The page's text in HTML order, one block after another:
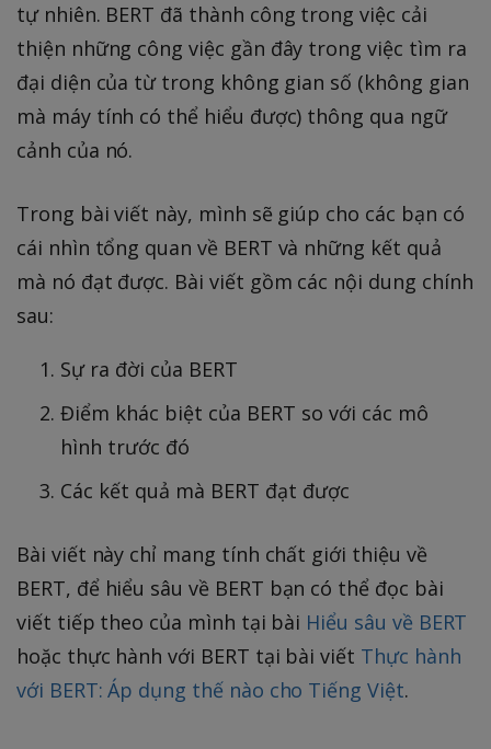
tự nhiên. BERT đã thành công trong việc cải
thiện những công việc gần đây trong việc tìm ra
đại diện của từ trong không gian số (không gian
mà máy tính có thể hiểu được) thông qua ngữ
cảnh của nó.
Trong bài viết này, mình sẽ giúp cho các bạn có
cái nhìn tổng quan về BERT và những kết quả
mà nó đạt được. Bài viết gồm các nội dung chính
sau:
Sự ra đời của BERT
Điểm khác biệt của BERT so với các mô
hình trước đó
Các kết quả mà BERT đạt được
Bài viết này chỉ mang tính chất giới thiệu về
BERT, để hiểu sâu về BERT bạn có thể đọc bài
viết tiếp theo của mình tại bài Hiểu sâu về BERT
hoặc thực hành với BERT tại bài viết Thực hành
với BERT: Áp dụng thế nào cho Tiếng Việt.